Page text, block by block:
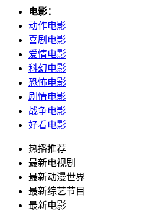
电影：
动作电影
喜剧电影
爱情电影
科幻电影
恐怖电影
剧情电影
战争电影
好看电影
热播推荐
最新电视剧
最新动漫世界
最新综艺节目
最新电影